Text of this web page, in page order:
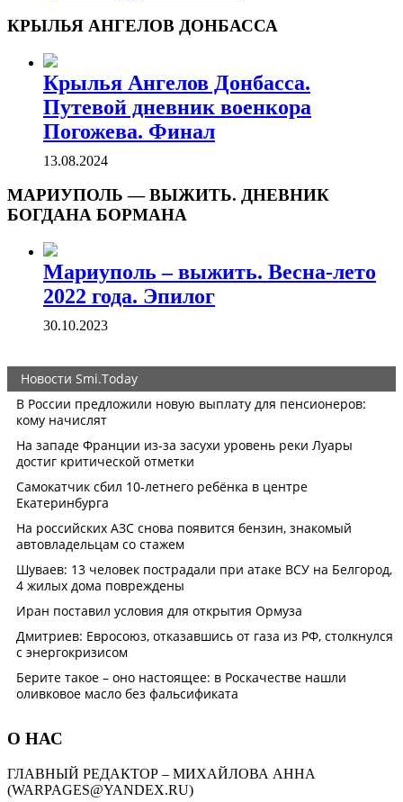
КРЫЛЬЯ АНГЕЛОВ ДОНБАССА
Крылья Ангелов Донбасса.
Путевой дневник военкора
Погожева. Финал
13.08.2024
МАРИУПОЛЬ — ВЫЖИТЬ. ДНЕВНИК
БОГДАНА БОРМАНА
Мариуполь – выжить. Весна-лето
2022 года. Эпилог
30.10.2023
О НАС
ГЛАВНЫЙ РЕДАКТОР – МИХАЙЛОВА АННА
(WARPAGES@YANDEX.RU)